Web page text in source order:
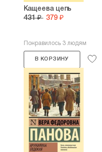
Кащеева цепь
431 ₽ 379 ₽
Понравилось 3 людям
В КОРЗИНУ